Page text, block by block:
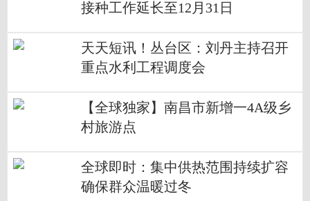
接种工作延长至12月31日
天天短讯！丛台区：刘丹主持召开
重点水利工程调度会
【全球独家】南昌市新增一4A级乡
村旅游点
全球即时：集中供热范围持续扩容
确保群众温暖过冬